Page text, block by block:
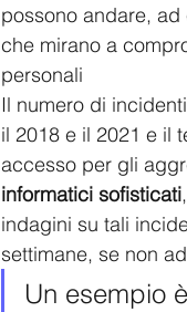
possono andare,
che mirano a
personali
Il numero di
il 2018 e il 2021 e il
accesso per gli
informatici sofisticati
indagini su tali
settimane, se non
Un esempio